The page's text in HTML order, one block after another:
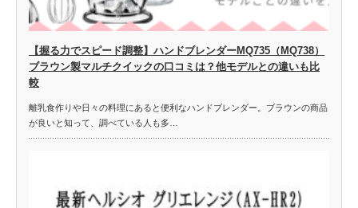
【握る力でスピード調整】ハンドブレンダーMQ735（MQ738）
ブラウン製マルチクイックの口コミは？他モデルとの違いも比
較
離乳食作りや日々の料理にあると便利なハンドブレンダー。ブラウンの商品
が良いと知って、調べている人も多…